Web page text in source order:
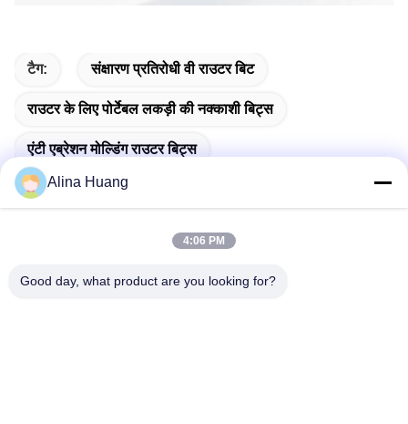
टैग: संक्षारण प्रतिरोधी वी राउटर बिट
राउटर के लिए पोर्टेबल लकड़ी की नक्काशी बिट्स
एंटी एब्रेशन मोल्डिंग राउटर बिट्स
Alina Huang
4:06 PM
Good day, what product are you looking for?